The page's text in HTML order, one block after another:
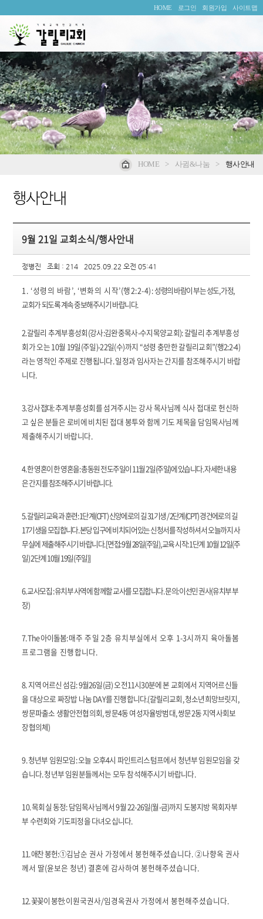
HOME 로그인 회원가입 사이트맵
HOME > 사귐&나눔 > 행사안내
행사안내
9월 21일 교회소식/행사안내
정병진 조회 : 214 2025.09.22 오전 05:41
1. ‘성령의 바람’, ‘변화의 시작’(행2:2-4):성령의 바람이 부는 성도,가정,
교회가 되도록 계속 중보해주시기 바랍니다.
2.갈릴리 추계부흥성회(강사:김완중목사-수지목양교회):갈릴리 추계부흥성
회가 오는10월 19일(주일)-22일(수)까지 “성령 충만한 갈릴리교회”(행2:2-4)
라는 영적인 주제로 진행됩니다.일정과 임사자는 간지를 참조해주시기 바랍
니다.
3.강사 접대:추계부흥성회를 섬겨주시는 강사 목사님께 식사 접대로 헌신하
고 싶은 분들은 로비에 비치된 접대 봉투와 함께 기도 제목을 담임목사님께
제출해주시기 바랍니다.
4.한 영혼이 한 영혼을:총동원 전도주일이11월2일(주일)에 있습니다.자세한 내용
은 간지를 참조해주시기 바랍니다.
5.갈릴리교육과 훈련:1단계(CFT)신앙에로의 길31기생/ 2단계(CPT)경건에로의 길
17기생을 모집합니다.본당 입구에 비치되어있는 신청서를 작성하셔서오늘까지 사
무실에 제출해주시기 바랍니다. [면접: 9월28일(주일),교육 시작: 1단계10월12일(주
일) 2단계10월19일(주일)]
6.교사모집:유치부 사역에 함께할 교사를 모집합니다.문의:이선민 권사(유치부 부
장)
7. The아이돌봄:매주 주일2층 유치부실에서 오후 1-3시까지 육아돌봄
프로그램을 진행합니다.
8.지역 어르신 섬김:9월26일(금)오전11시30분에 본 교회에서 지역어르신들
을 대상으로 짜장밥 나눔DAY를 진행합니다.(갈릴리교회,청소년희망브릿지,
쌍문파출소 생활안전협의회,쌍문4동 여성자율방범대,쌍문2동 지역사회보
장협의체)
9.청년부 임원모임:오늘 오후4시 파인트리스텀프에서 청년부 임원모임을 갖
습니다.청년부 임원분들께서는 모두 참석해주시기 바랍니다.
10.목회실 동정:담임목사님께서9월22-26일(월-금)까지 도봉지방 목회자부
부 수련회와 기도피정을 다녀오십니다.
11.애찬 봉헌:①김남순 권사 가정에서 봉헌해주셨습니다.②나향옥 권사
께서 딸(윤보은 청년) 결혼에 감사하여 봉헌해주셨습니다.
12.꽃꽂이 봉헌:이원국권사/임경옥권사 가정에서 봉헌해주셨습니다.